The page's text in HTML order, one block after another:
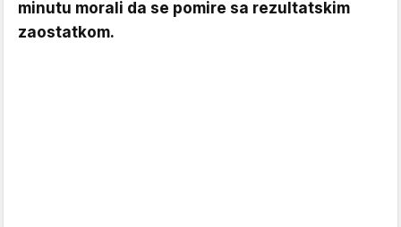
minutu morali da se pomire sa rezultatskim
zaostatkom.